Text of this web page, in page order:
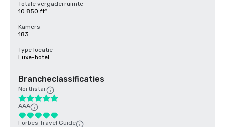
Totale vergaderruimte
10.850 ft²
Kamers
183
Type locatie
Luxe-hotel
Brancheclassificaties
Northstar
AAA
Forbes Travel Guide